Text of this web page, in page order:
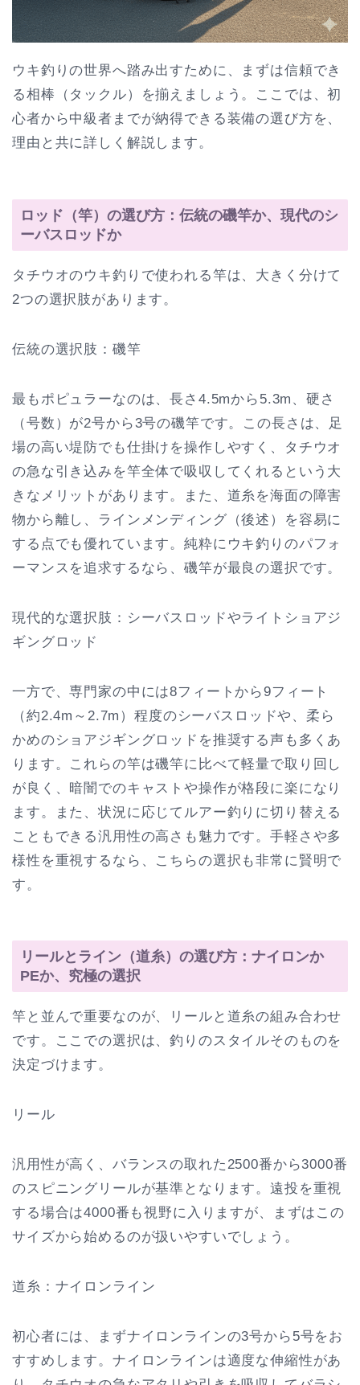
ウキ釣りの世界へ踏み出すために、まずは信頼でき
る相棒（タックル）を揃えましょう。ここでは、初
心者から中級者までが納得できる装備の選び方を、
理由と共に詳しく解説します。
ロッド（竿）の選び方：伝統の磯竿か、現代のシ
ーバスロッドか
タチウオのウキ釣りで使われる竿は、大きく分けて
2つの選択肢があります。
伝統の選択肢：磯竿
最もポピュラーなのは、長さ4.5mから5.3m、硬さ
（号数）が2号から3号の磯竿です。この長さは、足
場の高い堤防でも仕掛けを操作しやすく、タチウオ
の急な引き込みを竿全体で吸収してくれるという大
きなメリットがあります。また、道糸を海面の障害
物から離し、ラインメンディング（後述）を容易に
する点でも優れています。純粋にウキ釣りのパフォ
ーマンスを追求するなら、磯竿が最良の選択です。
現代的な選択肢：シーバスロッドやライトショアジ
ギングロッド
一方で、専門家の中には8フィートから9フィート
（約2.4m～2.7m）程度のシーバスロッドや、柔ら
かめのショアジギングロッドを推奨する声も多くあ
ります。これらの竿は磯竿に比べて軽量で取り回し
が良く、暗闇でのキャストや操作が格段に楽になり
ます。また、状況に応じてルアー釣りに切り替える
こともできる汎用性の高さも魅力です。手軽さや多
様性を重視するなら、こちらの選択も非常に賢明で
す。
リールとライン（道糸）の選び方：ナイロンか
PEか、究極の選択
竿と並んで重要なのが、リールと道糸の組み合わせ
です。ここでの選択は、釣りのスタイルそのものを
決定づけます。
リール
汎用性が高く、バランスの取れた2500番から3000番
のスピニングリールが基準となります。遠投を重視
する場合は4000番も視野に入りますが、まずはこの
サイズから始めるのが扱いやすいでしょう。
道糸：ナイロンライン
初心者には、まずナイロンラインの3号から5号をお
すすめします。ナイロンラインは適度な伸縮性があ